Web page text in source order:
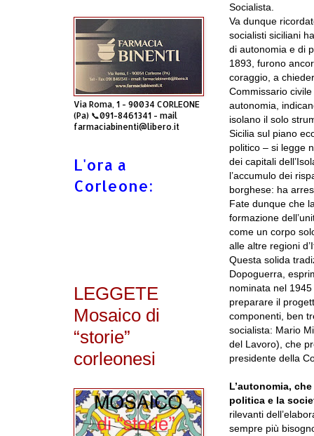
Socialista.
Va dunque
socialisti siciliani
di autonomia e di
1893, furono
coraggio, a
Commissario
autonomia,
isolano il solo
Sicilia sul piano
politico – si legge
dei capitali
l’accumulo dei
borghese: ha
Fate dunque che
formazione
come un corpo
alle altre regioni
Questa solida
Dopoguerra,
nominata nel
preparare il
componenti, ben
socialista: Mario
del Lavoro), che
presidente della
L’autonomia,
politica e la
rilevanti
sempre più
Via Roma, 1 - 90034 CORLEONE
(Pa) 📞091-8461341 - mail
farmaciabinenti@libero.it
L'ora a
Corleone:
LEGGETE
Mosaico di
“storie”
corleonesi